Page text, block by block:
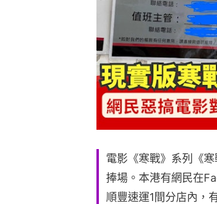
電影《寒戰》系列《
捧場。本港有網民在
順豐速運1間分店內，